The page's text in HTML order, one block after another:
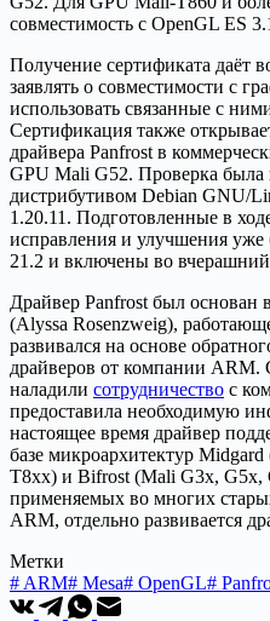
совместимость с OpenGL ES
Получение сертификата даёт
заявлять о совместимости с
использовать связанные с
Сертификация также
драйвера Panfrost в
GPU Mali G52. Проверка
дистрибутивом Debian GNU/
1.20.11. Подготовленные в
исправления и улучшения уже
21.2 и включены во
Драйвер Panfrost был основан
(Alyssa Rosenzweig),
развивался на основе
драйверов от компании ARM.
наладили сотрудничество с
предоставила необходимую
настоящее время драйвер
базе микроархитектур
T8xx) и Bifrost (Mali G3x, G5x,
применяемых во многих
ARM, отдельно развивается
Метки
# ARM# Mesa# OpenGL#